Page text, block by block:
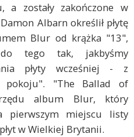
a zostały zakończone w
Albarn określił płytę
Blur od krążka "13",
do tego tak, jakbyśmy
płyty wcześniej - z
pokoju". "The Ballad of
album Blur, który
pierwszym miejscu listy
w Wielkiej Brytanii.